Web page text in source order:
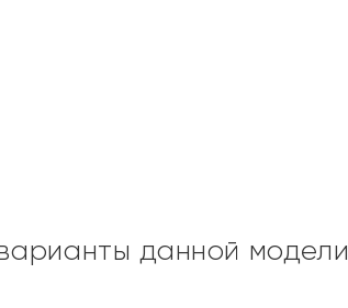
данной модели